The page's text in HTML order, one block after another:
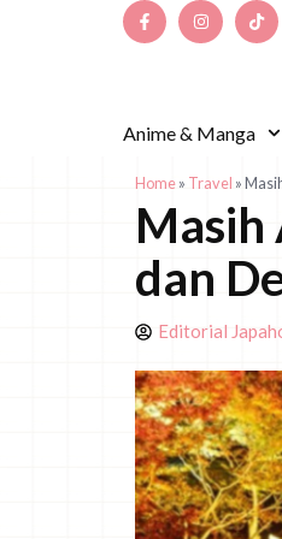
Anime & Manga
Home» Travel »
Masih
dan
Editorial